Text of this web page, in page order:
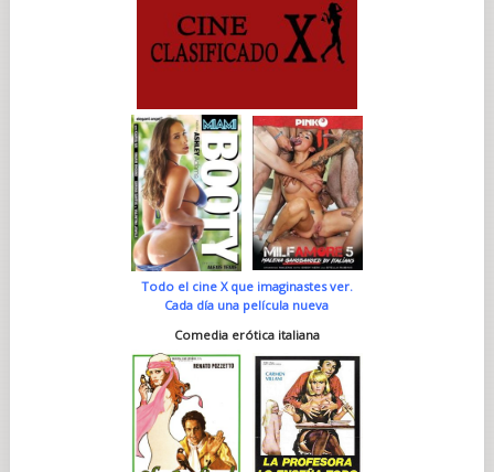
Todo el cine X que imaginastes ver.
Cada día una película nueva
Comedia erótica italiana